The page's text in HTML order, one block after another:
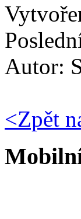
Autor:
<Zpět